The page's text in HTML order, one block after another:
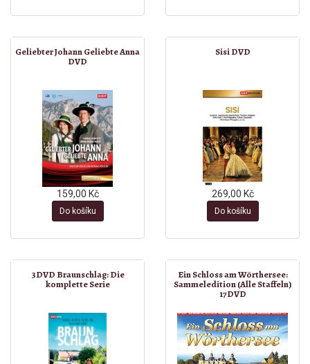
Geliebter Johann Geliebte Anna
DVD
159,00 Kč
Do košíku
Sisi DVD
269,00 Kč
Do košíku
3DVD Braunschlag: Die
komplette Serie
Ein Schloss am Wörthersee:
Sammeledition (Alle Staffeln)
17DVD